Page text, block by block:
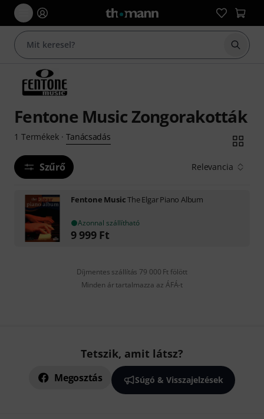
Fentone Music Zongorakották
1 Termékek· Tanácsadás
Szűrő Relevancia
Fentone MusicThe Elgar Piano Album
Azonnal szállítható
9 999 Ft
Díjmentes szállítás 79 000 Ft fölött
Minden ár tartalmazza az ÁFÁ-t
Tetszik, amit látsz?
Megosztás Súgó & Visszajelzések